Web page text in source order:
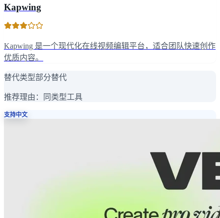
Kapwing
Kapwing 是一个现代化在线视频编辑平台，适合团队快速创作
优质内容。
替代类型部分替代
推荐理由： 同类型工具
支持中文